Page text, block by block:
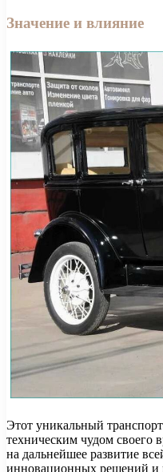
Значение и влияние
Этот уникальный
техническим чудом своего
на дальнейшее развитие
инновационных решений и